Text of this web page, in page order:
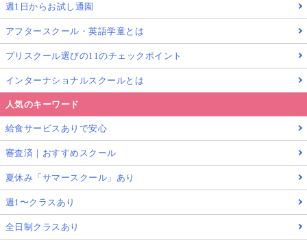
週1日からお試し通園
アフタースクール・英語学童とは
プリスクール選びの11のチェックポイント
インターナショナルスクールとは
人気のキーワード
給食サービスありで安心
審査済｜おすすめスクール
夏休み「サマースクール」あり
週1〜クラスあり
全日制クラスあり